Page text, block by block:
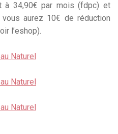
à 34,90€ par mois (fdpc) et
vous aurez 10€ de réduction
l’eshop).